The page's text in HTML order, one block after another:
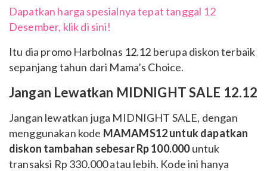
Dapatkan harga spesialnya tepat tanggal 12
Desember, klik di sini!
Itu dia promo Harbolnas 12.12 berupa diskon terbaik
sepanjang tahun dari Mama’s Choice.
Jangan Lewatkan MIDNIGHT SALE 12.12
Jangan lewatkan juga MIDNIGHT SALE, dengan
menggunakan kode MAMAMS12 untuk dapatkan
diskon tambahan sebesar Rp 100.000untuk
transaksi Rp 330.000 atau lebih. Kode ini hanya